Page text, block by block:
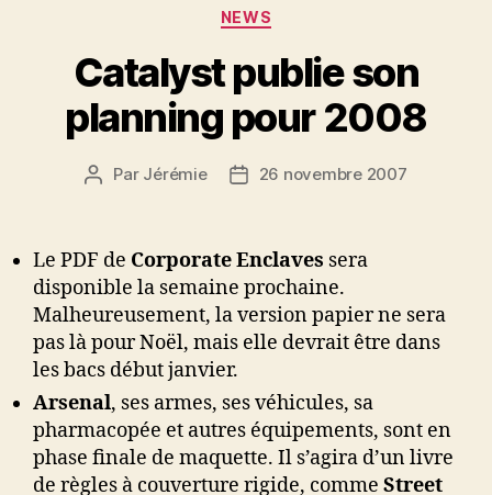
Catégories
NEWS
Catalyst publie son
planning pour 2008
Auteur
Par Jérémie
Date26 novembre 2007
Le PDF de Corporate Enclaves sera
disponible la semaine prochaine.
Malheureusement, la version papier ne sera
pas là pour Noël, mais elle devrait être dans
les bacs début janvier.
Arsenal, ses armes, ses véhicules, sa
pharmacopée et autres équipements, sont en
phase finale de maquette. Il s’agira d’un livre
de règles à couverture rigide, comme Street